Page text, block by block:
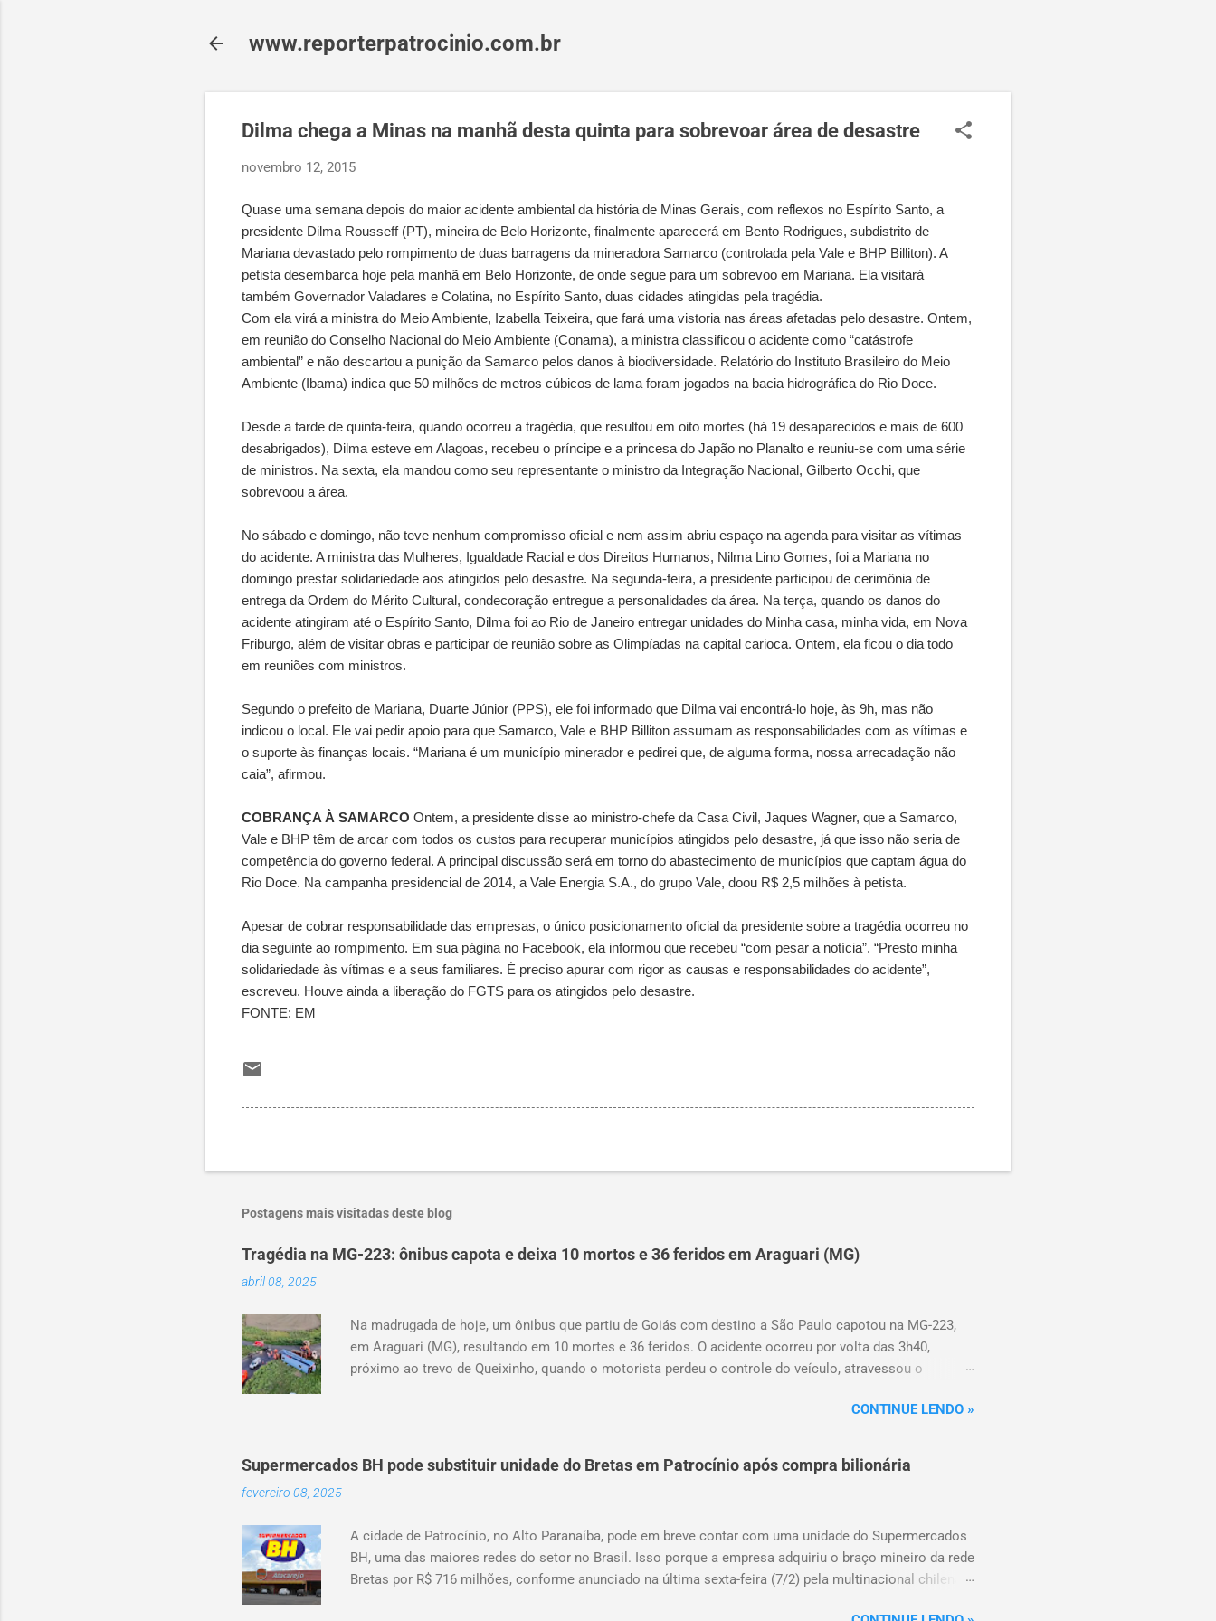
www.reporterpatrocinio.com.br
Dilma chega a Minas na manhã desta quinta para sobrevoar área de desastre
novembro 12, 2015
Quase uma semana depois do maior acidente ambiental da história de Minas Gerais, com reflexos no Espírito Santo, a
presidente Dilma Rousseff (PT), mineira de Belo Horizonte, finalmente aparecerá em Bento Rodrigues, subdistrito de
Mariana devastado pelo rompimento de duas barragens da mineradora Samarco (controlada pela Vale e BHP Billiton). A
petista desembarca hoje pela manhã em Belo Horizonte, de onde segue para um sobrevoo em Mariana. Ela visitará
também Governador Valadares e Colatina, no Espírito Santo, duas cidades atingidas pela tragédia.
Com ela virá a ministra do Meio Ambiente, Izabella Teixeira, que fará uma vistoria nas áreas afetadas pelo desastre. Ontem,
em reunião do Conselho Nacional do Meio Ambiente (Conama), a ministra classificou o acidente como “catástrofe
ambiental” e não descartou a punição da Samarco pelos danos à biodiversidade. Relatório do Instituto Brasileiro do Meio
Ambiente (Ibama) indica que 50 milhões de metros cúbicos de lama foram jogados na bacia hidrográfica do Rio Doce.
Desde a tarde de quinta-feira, quando ocorreu a tragédia, que resultou em oito mortes (há 19 desaparecidos e mais de 600
desabrigados), Dilma esteve em Alagoas, recebeu o príncipe e a princesa do Japão no Planalto e reuniu-se com uma série
de ministros. Na sexta, ela mandou como seu representante o ministro da Integração Nacional, Gilberto Occhi, que
sobrevoou a área.
No sábado e domingo, não teve nenhum compromisso oficial e nem assim abriu espaço na agenda para visitar as vítimas
do acidente. A ministra das Mulheres, Igualdade Racial e dos Direitos Humanos, Nilma Lino Gomes, foi a Mariana no
domingo prestar solidariedade aos atingidos pelo desastre. Na segunda-feira, a presidente participou de cerimônia de
entrega da Ordem do Mérito Cultural, condecoração entregue a personalidades da área. Na terça, quando os danos do
acidente atingiram até o Espírito Santo, Dilma foi ao Rio de Janeiro entregar unidades do Minha casa, minha vida, em Nova
Friburgo, além de visitar obras e participar de reunião sobre as Olimpíadas na capital carioca. Ontem, ela ficou o dia todo
em reuniões com ministros.
Segundo o prefeito de Mariana, Duarte Júnior (PPS), ele foi informado que Dilma vai encontrá-lo hoje, às 9h, mas não
indicou o local. Ele vai pedir apoio para que Samarco, Vale e BHP Billiton assumam as responsabilidades com as vítimas e
o suporte às finanças locais. “Mariana é um município minerador e pedirei que, de alguma forma, nossa arrecadação não
caia”, afirmou.
COBRANÇA À SAMARCO Ontem, a presidente disse ao ministro-chefe da Casa Civil, Jaques Wagner, que a Samarco,
Vale e BHP têm de arcar com todos os custos para recuperar municípios atingidos pelo desastre, já que isso não seria de
competência do governo federal. A principal discussão será em torno do abastecimento de municípios que captam água do
Rio Doce. Na campanha presidencial de 2014, a Vale Energia S.A., do grupo Vale, doou R$ 2,5 milhões à petista.
Apesar de cobrar responsabilidade das empresas, o único posicionamento oficial da presidente sobre a tragédia ocorreu no
dia seguinte ao rompimento. Em sua página no Facebook, ela informou que recebeu “com pesar a notícia”. “Presto minha
solidariedade às vítimas e a seus familiares. É preciso apurar com rigor as causas e responsabilidades do acidente”,
escreveu. Houve ainda a liberação do FGTS para os atingidos pelo desastre.
FONTE: EM
Postagens mais visitadas deste blog
Tragédia na MG-223: ônibus capota e deixa 10 mortos e 36 feridos em Araguari (MG)
abril 08, 2025
Na madrugada de hoje, um ônibus que partiu de Goiás com destino a São Paulo capotou na MG-223,
em Araguari (MG), resultando em 10 mortes e 36 feridos. O acidente ocorreu por volta das 3h40,
próximo ao trevo de Queixinho, quando o motorista perdeu o controle do veículo, atravessou o
aproximadamente três e oito anos. Nove dos feridos estão em estado grave. As autoridades
investigam as causas do acidente.
CONTINUE LENDO »
Supermercados BH pode substituir unidade do Bretas em Patrocínio após compra bilionária
fevereiro 08, 2025
A cidade de Patrocínio, no Alto Paranaíba, pode em breve contar com uma unidade do Supermercados
BH, uma das maiores redes do setor no Brasil. Isso porque a empresa adquiriu o braço mineiro da rede
Bretas por R$ 716 milhões, conforme anunciado na última sexta-feira (7/2) pela multinacional chilena